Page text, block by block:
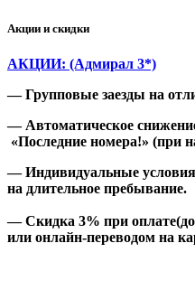
Акции и скидки
АКЦИИ: (Адмирал 3*)
— Групповые заезды на
— Автоматическое
«Последние номера!» (при
— Индивидуальные
на длительное пребывание.
— Скидка 3% при
или онлайн-переводом на